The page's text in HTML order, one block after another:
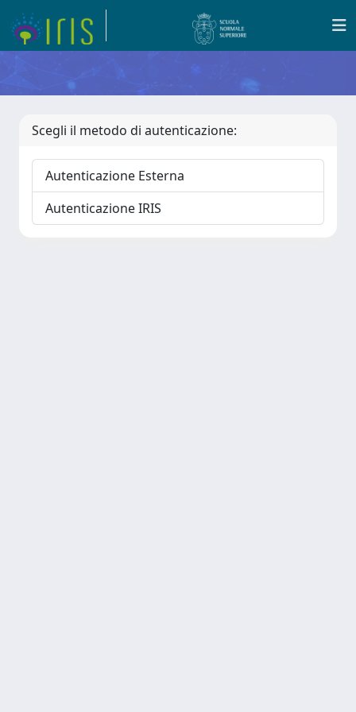
Scegli il metodo di autenticazione:
Autenticazione Esterna
Autenticazione IRIS